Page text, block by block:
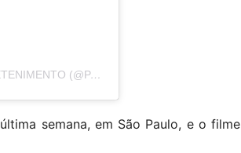
UMA PUBLICAÇÃO COMPARTILHADA POR PARIS ENTRETENIMENTO (@PARISENTRETENIMENTO)
semana, em São Paulo, e o filme